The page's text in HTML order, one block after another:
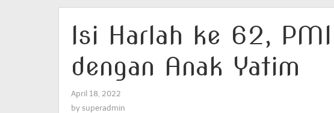
Isi Harlah ke 62,
dengan Anak Yatim
April 18, 2022
by superadmin